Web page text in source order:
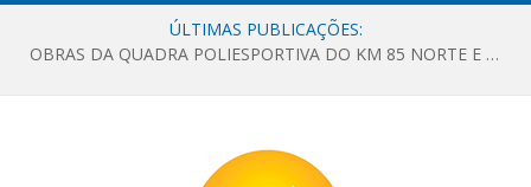
ÚLTIMAS PUBLICAÇÕES:
OBRAS DA QUADRA POLIESPORTIVA DO KM 85 NORTE E DA ESCOLA GASPAR VIANA AVANÇAM